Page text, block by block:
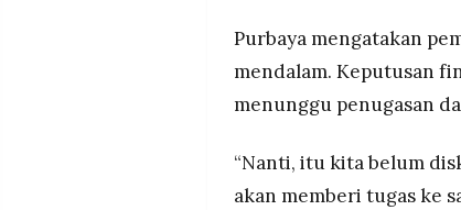
Purbaya mengatakan
mendalam. Keputusan
menunggu penugasan
“Nanti, itu kita belum
akan memberi tugas ke